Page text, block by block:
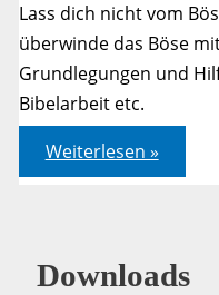
Lass dich nicht vom
überwinde das Böse
Grundlegungen und
Bibelarbeit etc.
Jahreslosung
2011
–
Vorüberlegungen
Weiterlesen »
Downloads